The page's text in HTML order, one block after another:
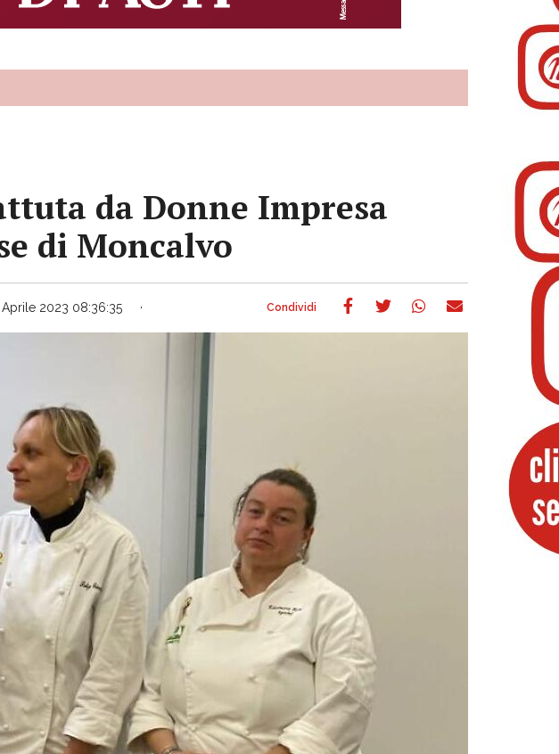
da Donne Impresa
di Moncalvo
2023 08:36:35